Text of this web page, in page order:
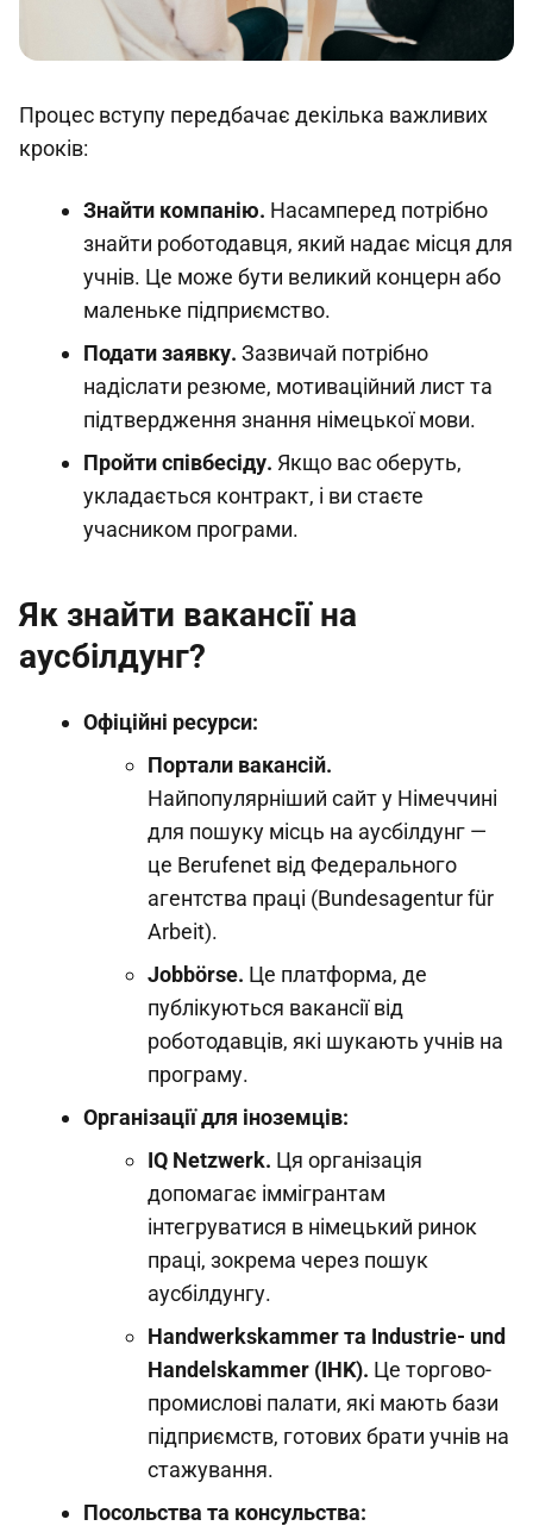
Процес вступу передбачає декілька важливих
кроків:
Знайти компанію. Насамперед потрібно
знайти роботодавця, який надає місця для
учнів. Це може бути великий концерн або
маленьке підприємство.
Подати заявку. Зазвичай потрібно
надіслати резюме, мотиваційний лист та
підтвердження знання німецької мови.
Пройти співбесіду. Якщо вас оберуть,
укладається контракт, і ви стаєте
учасником програми.
Як знайти вакансії на
аусбілдунг?
Офіційні ресурси:
Портали вакансій.
Найпопулярніший сайт у Німеччині
для пошуку місць на аусбілдунг —
це Berufenet від Федерального
агентства праці (Bundesagentur für
Arbeit).
Jobbörse. Це платформа, де
публікуються вакансії від
роботодавців, які шукають учнів на
програму.
Організації для іноземців:
IQ Netzwerk. Ця організація
допомагає іммігрантам
інтегруватися в німецький ринок
праці, зокрема через пошук
аусбілдунгу.
Handwerkskammer та Industrie- und
Handelskammer (IHK). Це торгово-
промислові палати, які мають бази
підприємств, готових брати учнів на
стажування.
Посольства та консульства: